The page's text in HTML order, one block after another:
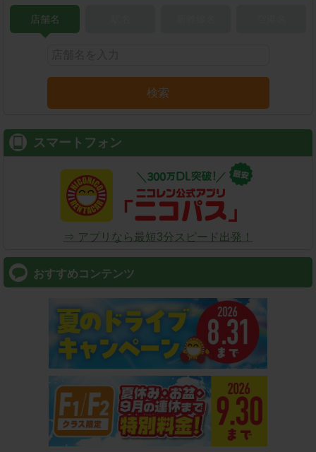
店舗名
検索
スマートフォン
⇒ アプリなら最短3分スピード出発！
おすすめコンテンツ